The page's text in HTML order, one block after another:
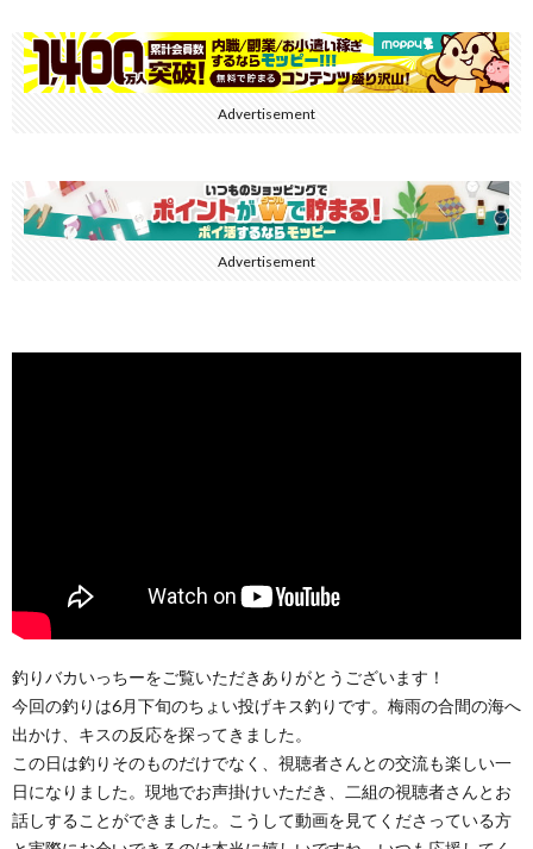
Advertisement
Advertisement
釣りバカいっちーをご覧いただきありがとうございます！
今回の釣りは6月下旬のちょい投げキス釣りです。梅雨の合間の海へ
出かけ、キスの反応を探ってきました。
この日は釣りそのものだけでなく、視聴者さんとの交流も楽しい一
日になりました。現地でお声掛けいただき、二組の視聴者さんとお
話しすることができました。こうして動画を見てくださっている方